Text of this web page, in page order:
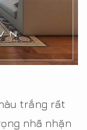
trắng rất
nhã nhặn